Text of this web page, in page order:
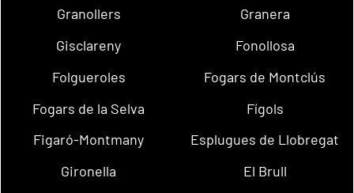
Granollers
Granera
Gisclareny
Fonollosa
Folgueroles
Fogars de Montclús
Fogars de la Selva
Fígols
Figaró-Montmany
Esplugues de Llobregat
Gironella
El Brull